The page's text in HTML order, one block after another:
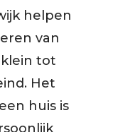
helpen
van
tot
Het
huis is